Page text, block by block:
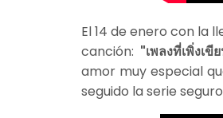
El 14 de enero con la
canción: "เพลงที่เพิ่ง
amor muy especial
seguido la serie